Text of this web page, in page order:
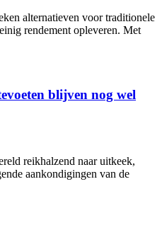
alternatieven voor traditionele
rendement opleveren. Met
blijven nog wel
reikhalzend naar uitkeek,
aankondigingen van de